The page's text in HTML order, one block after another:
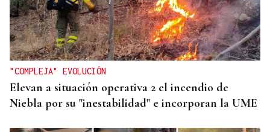
"COMPLEJA" EVOLUCIÓN
Elevan a situación operativa 2 el incendio de
Niebla por su "inestabilidad" e incorporan la UME